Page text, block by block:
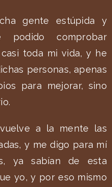
gente estúpida y
podido comprobar
toda mi vida, y he
personas, apenas
para mejorar, sino
a la mente las
y me digo para mí
ya sabían de esta
yo, y por eso mismo